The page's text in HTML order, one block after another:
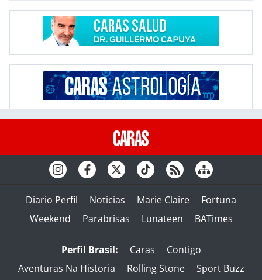
Diario Perfil Noticias Marie Claire
Fortuna
Weekend
Parabrisas Lunateen BATimes
Perfil Brasil: Caras
Contigo
Aventuras Na Historia
Rolling Stone Sport Buzz